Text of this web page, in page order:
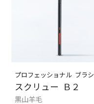
プロフェッショナル ブラシ
スクリュー Ｂ２
黒山羊毛